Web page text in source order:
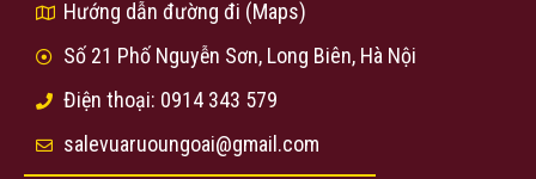
Hướng dẫn đường đi (Maps)
Số 21 Phố Nguyễn Sơn, Long Biên, Hà Nội
Điện thoại: 0914 343 579
salevuaruoungoai@gmail.com